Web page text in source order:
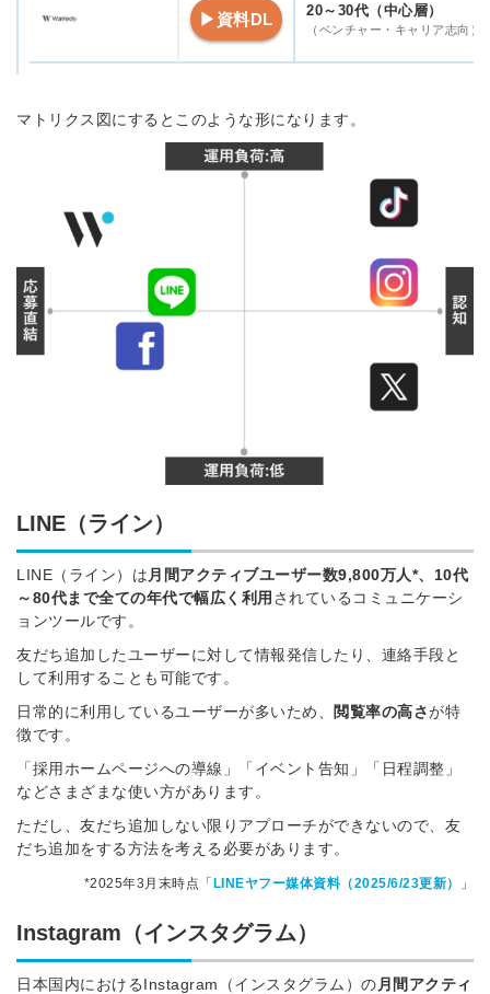
▶資料DL 20～30代（中心層）
（ベンチャー・キャリア志向）
マトリクス図にするとこのような形になります。
LINE（ライン）
LINE（ライン）は 月間アクティブユーザー数9,800万人*、10代
～80代まで全ての年代で幅広く利用されているコミュニケーシ
ョンツールです。
友だち追加したユーザーに対して情報発信したり、連絡手段と
して利用することも可能です。
日常的に利用しているユーザーが多いため、 閲覧率の高さが特
徴です。
「採用ホームページへの導線」「イベント告知」「日程調整」
などさまざまな使い方があります。
ただし、友だち追加しない限りアプローチができないので、友
だち追加をする方法を考える必要があります。
*2025年3月末時点「LINEヤフー媒体資料（2025/6/23更新） 」
Instagram（インスタグラム）
日本国内におけるInstagram（インスタグラム）の 月間アクティ